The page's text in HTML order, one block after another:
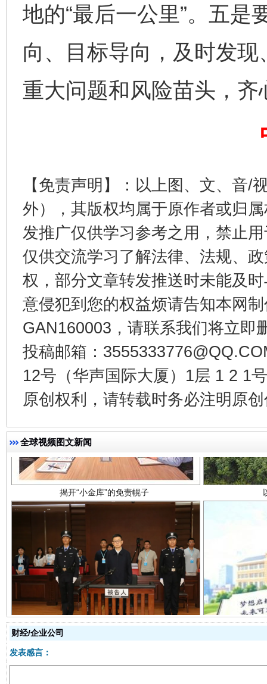
地的“最后一公里”。五是
向、目标导向，及时发
重大问题和风险苗头，
【免责声明】：以上图、文、音/
外），其版权均属于原作者或归
发推广仅供学习参考之用，禁止
仅供交流学习了解法律、法规、
权，部分文章转发推送时未能及
意侵犯到您的权益烦请告知本网
GAN160003，请联系我们将立即
投稿邮箱：
12号（华声国际大厦）1层 1 2 1
原创权利，请转载时务必注明原
全球视频图文新闻
千年窑火 生生不息 一
受贿1.44亿！段成刚被判无期 从幼
财经/企业公司
发表感言：